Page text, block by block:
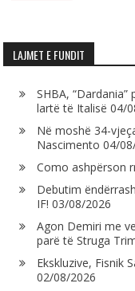
LAJMET E FUNDIT
SHBA,
lartë të Italisë 04/
Në moshë 34-
Nascimento 04/
Como ashpërson
Debutim
IF! 03/08/2026
Agon Demiri me
parë të Struga
Ekskluzive, Fisnik
02/08/2026